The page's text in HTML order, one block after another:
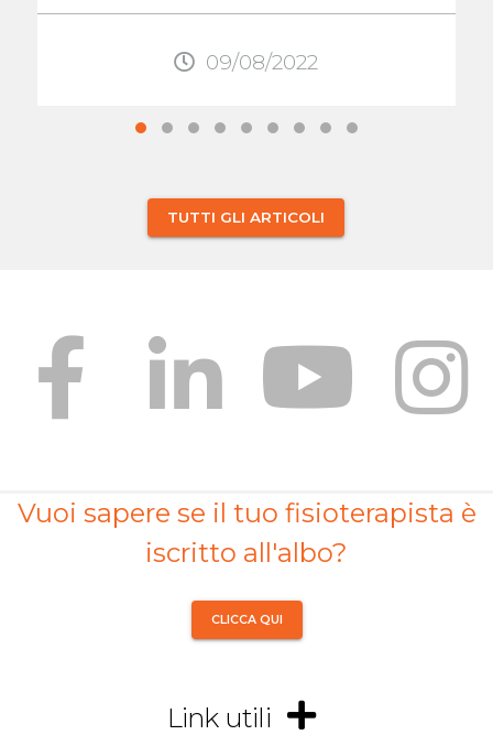
quello ...
09/08/2022
TUTTI GLI ARTICOLI
Vuoi sapere se il tuo fisioterapista è
iscritto all'albo?
CLICCA QUI
Link utili